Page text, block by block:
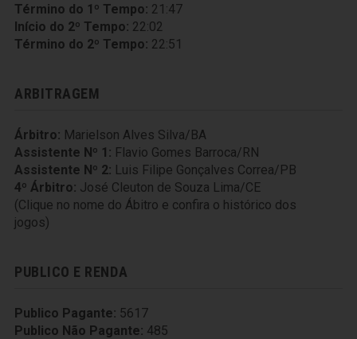
Término do 1º Tempo: 21:47
Início do 2º Tempo: 22:02
Término do 2º Tempo: 22:51
ARBITRAGEM
Árbitro: Marielson Alves Silva/BA
Assistente Nº 1: Flavio Gomes Barroca/RN
Assistente Nº 2: Luis Filipe Gonçalves Correa/PB
4º Árbitro: José Cleuton de Souza Lima/CE
(Clique no nome do Ábitro e confira o histórico dos
jogos)
PUBLICO E RENDA
Publico Pagante: 5617
Publico Não Pagante: 485